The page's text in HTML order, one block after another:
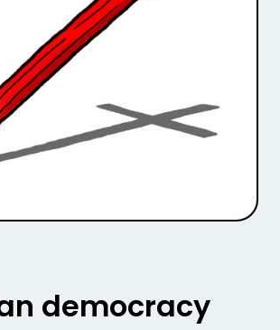
democracy